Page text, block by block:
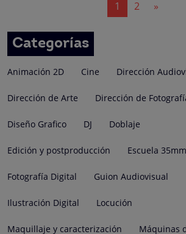
entradas
1 2 »
Categorías
Animación 2D Cine Dirección
Dirección de Arte Dirección de
Diseño Grafico DJ Doblaje
Edición y postproducción Escuela 35mm
Fotografía Digital Guion Audiovisual
Ilustración Digital Locución
Maquillaje y caracterización Máquinas